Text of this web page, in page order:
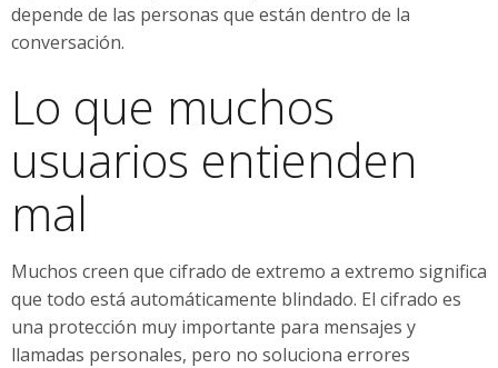
depende de las personas que están dentro de la
conversación.
Lo que muchos
usuarios entienden
mal
Muchos creen que cifrado de extremo a extremo significa
que todo está automáticamente blindado. El cifrado es
una protección muy importante para mensajes y
llamadas personales, pero no soluciona errores